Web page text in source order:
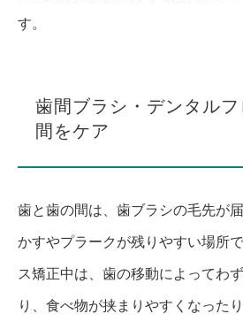
す。
歯間ブラシ・デンタル
間をケア
歯と歯の間は、歯ブラシの毛先が
かすやプラークが残りやすい場所
ス矯正中は、歯の移動によってわ
り、食べ物が挟まりやすくなった